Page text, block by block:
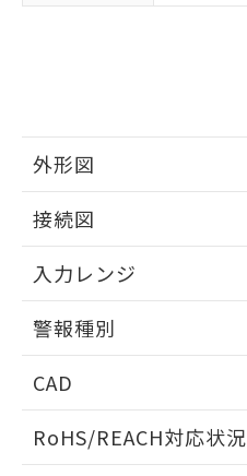
外形図
接続図
入力レンジ
警報種別
CAD
ドすることができます。
RoHS/REACH対応状況